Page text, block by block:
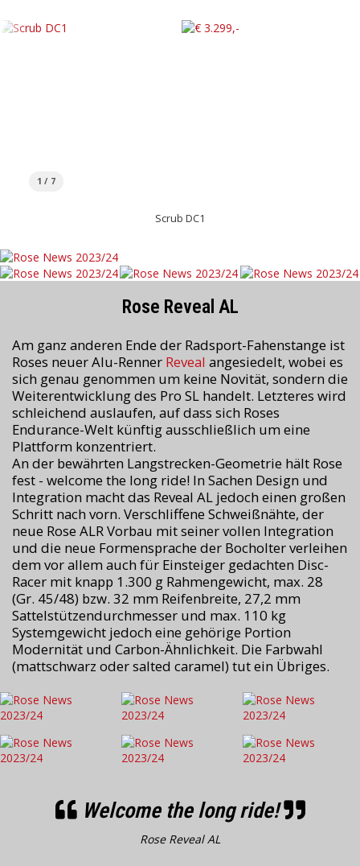
1 / 7
Scrub DC1
Rose Reveal AL
Am ganz anderen Ende der Radsport-Fahenstange ist
Roses neuer Alu-Renner Reveal angesiedelt, wobei es
sich genau genommen um keine Novität, sondern die
Weiterentwicklung des Pro SL handelt. Letzteres wird
schleichend auslaufen, auf dass sich Roses
Endurance-Welt künftig ausschließlich um eine
Plattform konzentriert.
An der bewährten Langstrecken-Geometrie hält Rose
fest - welcome the long ride! In Sachen Design und
Integration macht das Reveal AL jedoch einen großen
Schritt nach vorn. Verschliffene Schweißnähte, der
neue Rose ALR Vorbau mit seiner vollen Integration
und die neue Formensprache der Bocholter verleihen
dem vor allem auch für Einsteiger gedachten Disc-
Racer mit knapp 1.300 g Rahmengewicht, max. 28
(Gr. 45/48) bzw. 32 mm Reifenbreite, 27,2 mm
Sattelstützendurchmesser und max. 110 kg
Systemgewicht jedoch eine gehörige Portion
Modernität und Carbon-Ähnlichkeit. Die Farbwahl
(mattschwarz oder salted caramel) tut ein Übriges.
Welcome the long ride!
Rose Reveal AL